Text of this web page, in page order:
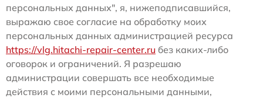
персональных данных", я, нижеподписавшийся,
выражаю свое согласие на обработку моих
персональных данных администрацией ресурса
https://vlg.hitachi-repair-center.ru без каких-либо
оговорок и ограничений. Я разрешаю
администрации совершать все необходимые
действия с моими персональными данными,